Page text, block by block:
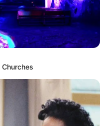
. Sementara drama
genre aksi ketimbang
dan paling sebentar 20 menit.